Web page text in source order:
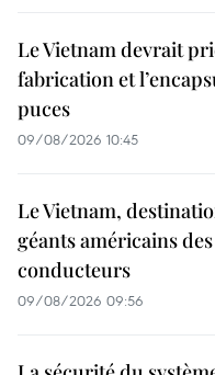
Le Vietnam devrait
fabrication et
puces
09/08/2026 10:45
Le Vietnam,
géants américains
conducteurs
09/08/2026 09:56